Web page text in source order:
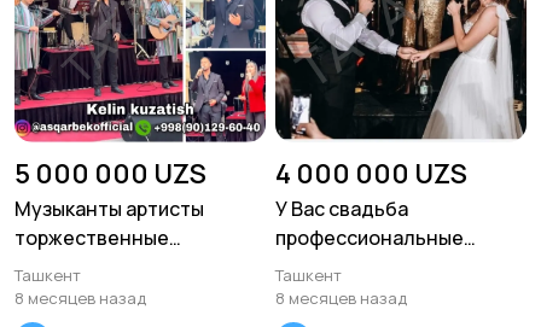
5 000 000 UZS
Музыканты артисты
торжественные
мероприятия
Ташкент
8 месяцев назад
4 000 000 UZS
У Вас свадьба
профессиональные
музыканты любого жанра
Ташкент
8 месяцев назад